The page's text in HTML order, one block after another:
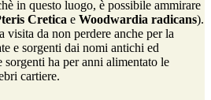
in questo luogo, è possibile ammirare
Cretica e Woodwardia radicans).
visita da non perdere anche per la
e sorgenti dai nomi antichi ed
ha per anni alimentato le
cartiere.